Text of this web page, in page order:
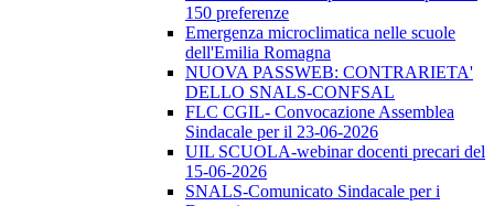
150 preferenze
Emergenza microclimatica nelle scuole
dell'Emilia Romagna
NUOVA PASSWEB: CONTRARIETA'
DELLO SNALS-CONFSAL
FLC CGIL- Convocazione Assemblea
Sindacale per il 23-06-2026
UIL SCUOLA-webinar docenti precari del
15-06-2026
SNALS-Comunicato Sindacale per i